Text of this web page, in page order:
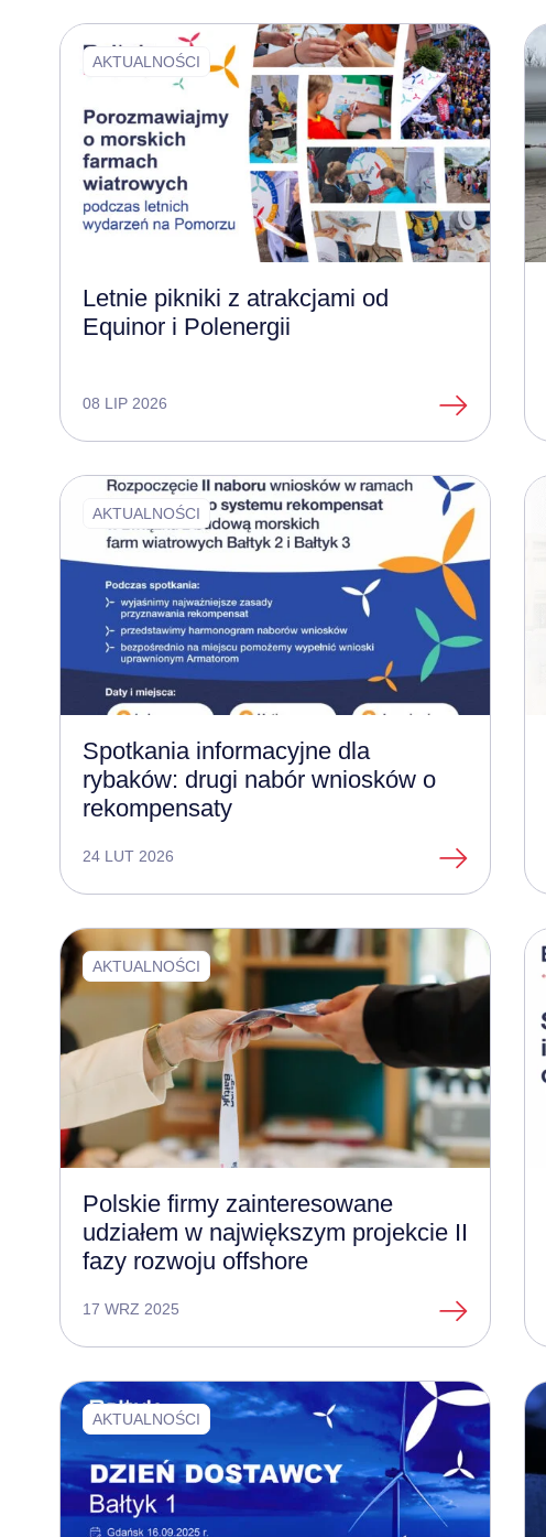
AKTUALNOŚCI
Letnie pikniki z atrakcjami od
Equinor i Polenergii
08 LIP 2026
AKTUALNOŚCI
Spotkania informacyjne dla
rybaków: drugi nabór wniosków o
rekompensaty
24 LUT 2026
AKTUALNOŚCI
Polskie firmy zainteresowane
udziałem w największym projekcie II
fazy rozwoju offshore
17 WRZ 2025
AKTUALNOŚCI